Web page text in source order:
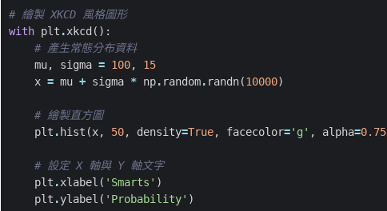
# 繪製 XKCD 風格圖形
with plt .xkcd ():
# 產生常態分布資料
mu, sigma = 100,
15
x = mu + sigma * np. random. randn(10000)
# 繪製直方圖
plt . hist (x, 50, density=True, facecolor='g' , alpha=0.75
# 設定 X 軸與 Y 軸文字
plt .xlabel ( 'Smarts' )
plt .ylabel ( 'Probability' )